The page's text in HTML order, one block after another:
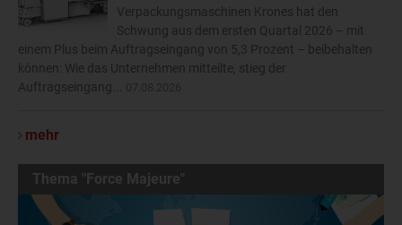
Verpackungsmaschinen Krones hat den
Schwung aus dem ersten Quartal 2026 – mit
einem Plus beim Auftragseingang von 5,3 Prozent – beibehalten
können: Wie das Unternehmen mitteilte, stieg der
Auftragseingang...
mehr
Thema "Force Majeure"